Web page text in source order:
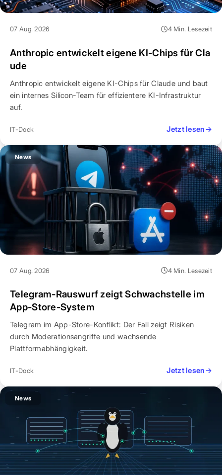
07 Aug. 2026 4 Min. Lesezeit
Anthropic entwickelt eigene KI-Chips für Cla
ude
Anthropic entwickelt eigene KI-Chips für Claude und baut
ein internes Silicon-Team für effizientere KI-Infrastruktur
auf.
IT-Dock Jetzt lesen→
News
07 Aug. 2026 4 Min. Lesezeit
Telegram-Rauswurf zeigt Schwachstelle im
App-Store-System
Telegram im App-Store-Konflikt: Der Fall zeigt Risiken
durch Moderationsangriffe und wachsende
Plattformabhängigkeit.
IT-Dock Jetzt lesen→
News